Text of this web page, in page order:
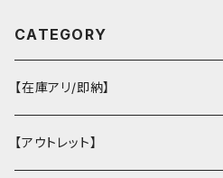
CATEGORY
【在庫アリ/即納】
【アウトレット】